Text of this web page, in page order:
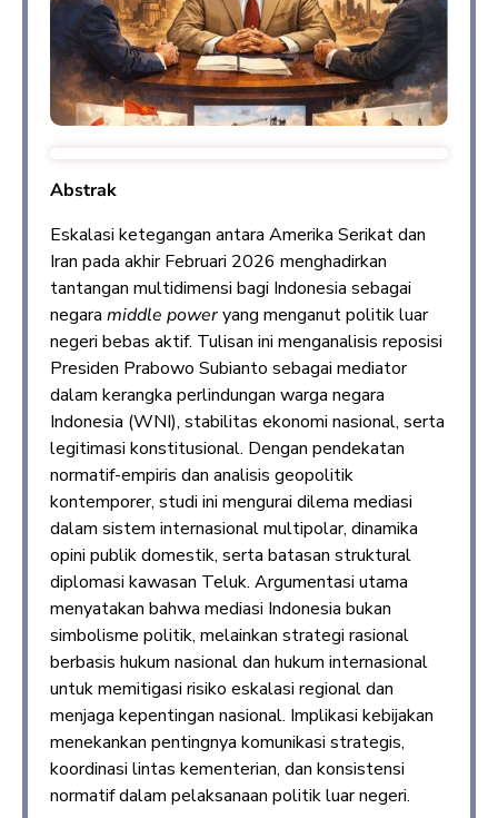
Abstrak
Eskalasi ketegangan antara Amerika Serikat dan
Iran pada akhir Februari 2026 menghadirkan
tantangan multidimensi bagi Indonesia sebagai
negara middle poweryang menganut politik luar
negeri bebas aktif. Tulisan ini menganalisis reposisi
Presiden Prabowo Subianto sebagai mediator
dalam kerangka perlindungan warga negara
Indonesia (WNI), stabilitas ekonomi nasional, serta
legitimasi konstitusional. Dengan pendekatan
normatif-empiris dan analisis geopolitik
kontemporer, studi ini mengurai dilema mediasi
dalam sistem internasional multipolar, dinamika
opini publik domestik, serta batasan struktural
diplomasi kawasan Teluk. Argumentasi utama
menyatakan bahwa mediasi Indonesia bukan
simbolisme politik, melainkan strategi rasional
berbasis hukum nasional dan hukum internasional
untuk memitigasi risiko eskalasi regional dan
menjaga kepentingan nasional. Implikasi kebijakan
menekankan pentingnya komunikasi strategis,
koordinasi lintas kementerian, dan konsistensi
normatif dalam pelaksanaan politik luar negeri.